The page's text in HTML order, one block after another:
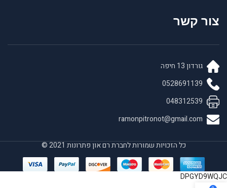
צור קשר
גורדון 13 חיפה
0528691139
048312539
ramonpitronot@gmail.com
כל הזכויות שמורות לחברת רם און פתרונות 2021 ©
DPGYD9WQJC